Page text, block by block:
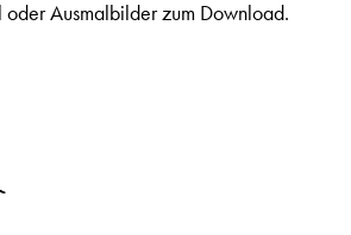
oder Ausmalbilder zum Download.